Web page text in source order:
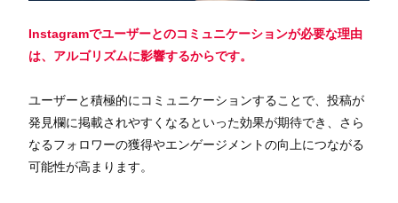
Instagramでユーザーとのコミュニケーションが必要な理由
は、アルゴリズムに影響するからです。
ユーザーと積極的にコミュニケーションすることで、投稿が
発見欄に掲載されやすくなるといった効果が期待でき、さら
なるフォロワーの獲得やエンゲージメントの向上につながる
可能性が高まります。